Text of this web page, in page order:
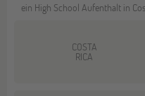
ein High School Aufenthalt in
COSTA
RICA